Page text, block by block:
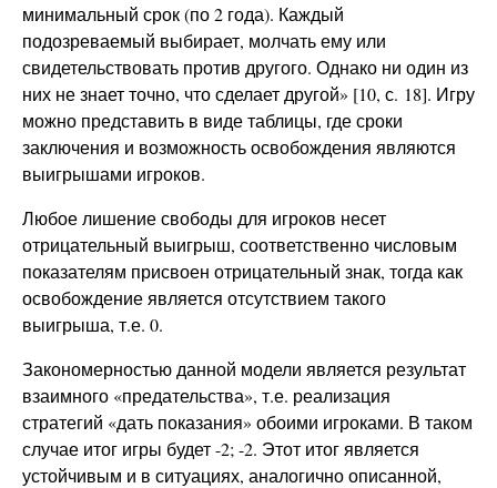
минимальный срок (по 2 года). Каждый
подозреваемый выбирает, молчать ему или
свидетельствовать против другого. Однако ни один из
них не знает точно, что сделает другой» [10, с. 18]. Игру
можно представить в виде таблицы, где сроки
заключения и возможность освобождения являются
выигрышами игроков.
Любое лишение свободы для игроков несет
отрицательный выигрыш, соответственно числовым
показателям присвоен отрицательный знак, тогда как
освобождение является отсутствием такого
выигрыша, т.е. 0.
Закономерностью данной модели является результат
взаимного «предательства», т.е. реализация
стратегий «дать показания» обоими игроками. В таком
случае итог игры будет -2; -2. Этот итог является
устойчивым и в ситуациях, аналогично описанной,